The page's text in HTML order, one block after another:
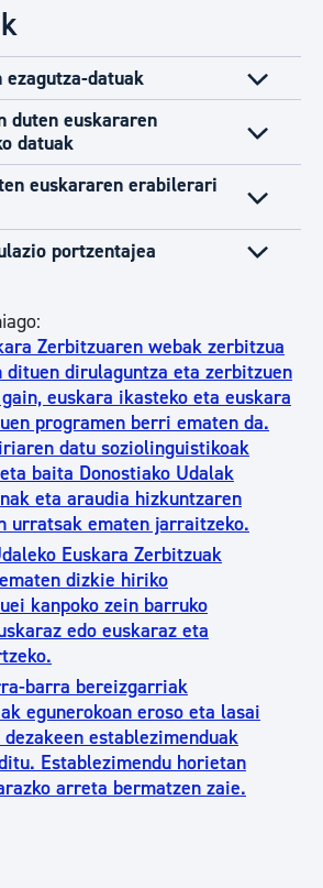
datuak
duten euskararen
datuak
euskararen erabilerari
portzentajea
Zerbitzuaren webak zerbitzua
dituen dirulaguntza eta zerbitzuen
euskara ikasteko eta euskara
programen berri ematen da.
datu soziolinguistikoak
baita Donostiako Udalak
eta araudia hizkuntzaren
urratsak ematen jarraitzeko.
Euskara Zerbitzuak
dizkie hiriko
kanpoko zein barruko
edo euskaraz eta
barra bereizgarriak
egunerokoan eroso eta lasai
establezimenduak
Establezimendu horietan
arreta bermatzen zaie.